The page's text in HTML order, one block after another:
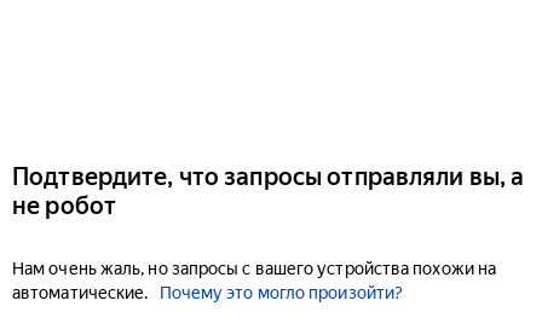
Подтвердите, что запросы отправляли вы, а
не робот
Нам очень жаль, но запросы с вашего устройства похожи на
автоматические.
Почему это могло произойти?